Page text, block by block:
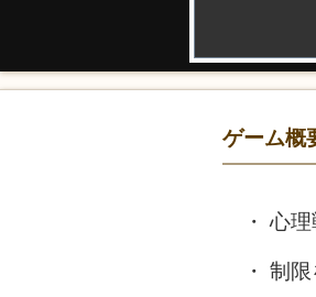
ゲーム概
心理
制限